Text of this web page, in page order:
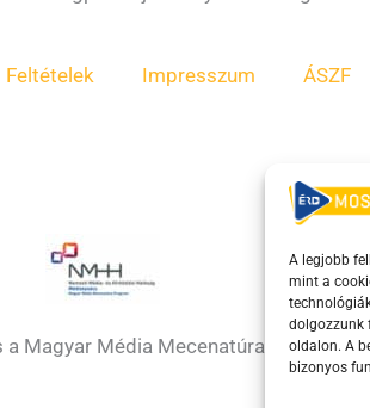
A legjobb
mint a
dolgozzunk
oldalon. A
bizonyos
Feltételek Impresszum ÁSZF
Magyar Média Mecenatúra program